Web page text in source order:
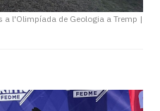
l'Olimpíada de Geologia a Tremp |